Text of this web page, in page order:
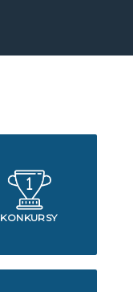
KONKURSY